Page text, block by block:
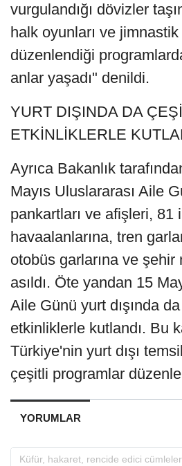
vurgulandığı dövizler
halk oyunları ve
düzenlendiği
anlar yaşadı" denildi.
YURT DIŞINDA DA
ETKİNLİKLERLE
Ayrıca Bakanlık
Mayıs Uluslararası Aile
pankartları ve afişleri, 81
havaalanlarına, tren
otobüs garlarına ve şehir
asıldı. Öte yandan 15
Aile Günü yurt dışında
etkinliklerle kutlandı. Bu
Türkiye'nin yurt dışı
çeşitli programlar
YORUMLAR